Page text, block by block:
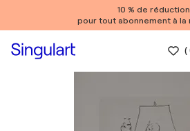
10 % de réduction
pour tout abonnement à la
(